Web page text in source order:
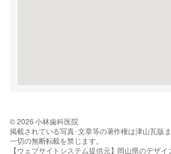
© 2026 小林歯科医院
掲載されている写真･文章等の著作権は津山瓦版
一切の無断転載を禁じます。
【ウェブサイトシステム提供元】岡山県のデザ